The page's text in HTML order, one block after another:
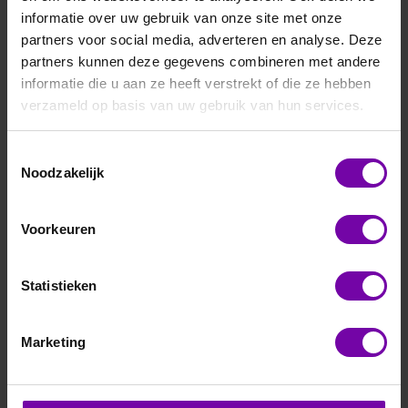
informatie over uw gebruik van onze site met onze
partners voor social media, adverteren en analyse. Deze
partners kunnen deze gegevens combineren met andere
informatie die u aan ze heeft verstrekt of die ze hebben
verzameld op basis van uw gebruik van hun services.
Noodzakelijk
Voorkeuren
Statistieken
Marketing
-Wind energie
-Wind- en klimaat onderzoek
Filteren en sorteren
THIES
First Class -
windrichting
windsnelheid